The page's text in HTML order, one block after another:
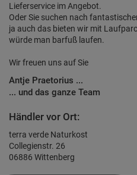
Lieferservice im Angebot.
Oder Sie suchen nach
ja auch das bieten wir mit
würde man barfuß laufen.
Wir freuen uns auf Sie
Antje Praetorius ...
... und das ganze Team
Händler vor Ort:
terra verde Naturkost
Collegienstr. 26
06886 Wittenberg